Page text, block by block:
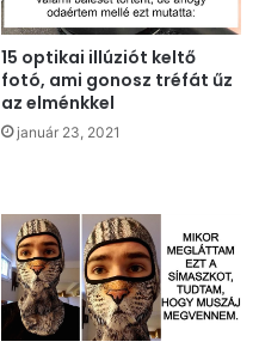
15 optikai illúziót keltő
fotó, ami gonosz tréfát űz
az elménkkel
január 23, 2021